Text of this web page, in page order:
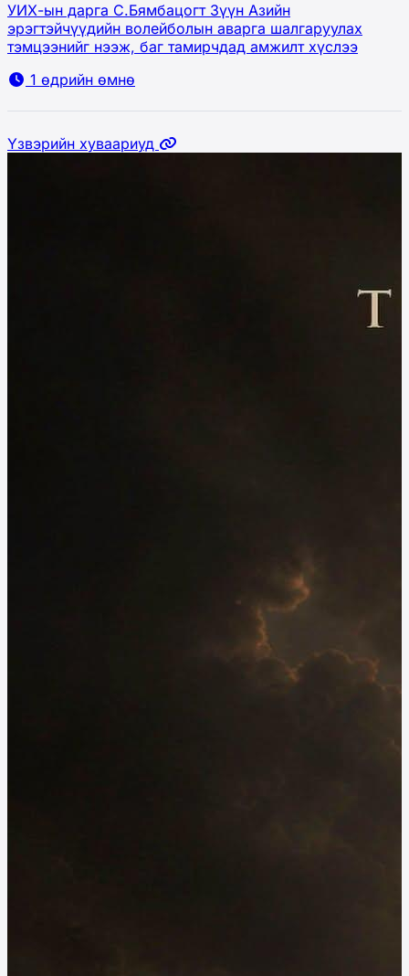
УИХ-ын дарга С.Бямбацогт Зүүн Азийн
эрэгтэйчүүдийн волейболын аварга шалгаруулах
тэмцээнийг нээж, баг тамирчдад амжилт хүслээ
1 өдрийн өмнө
Үзвэрийн хуваариуд